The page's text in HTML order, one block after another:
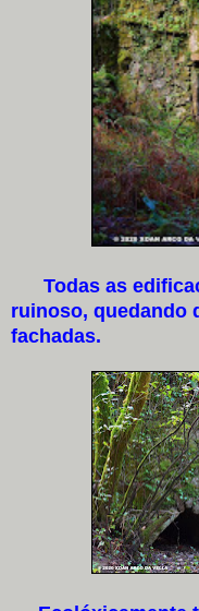
Todas as
ruinoso, quedando
fachadas.